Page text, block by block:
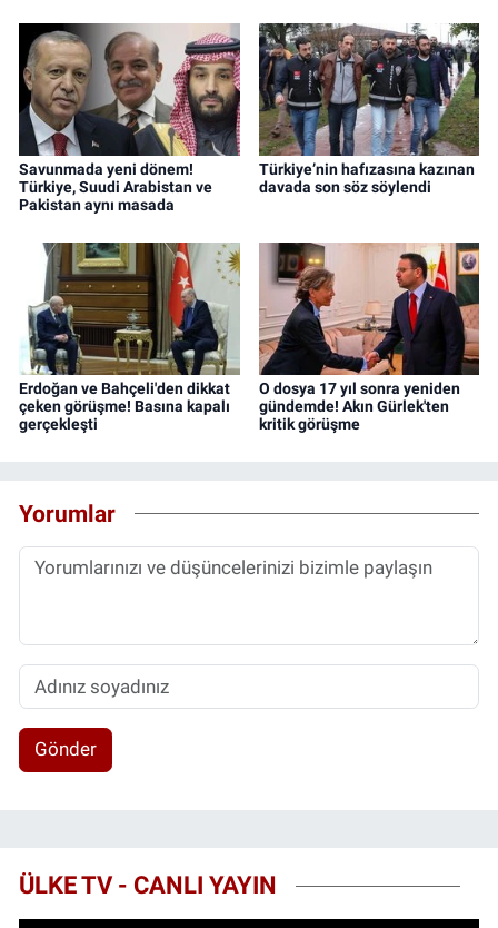
Savunmada yeni dönem!
Türkiye, Suudi Arabistan ve
Pakistan aynı masada
Türkiye’nin hafızasına kazınan
davada son söz söylendi
Erdoğan ve Bahçeli'den dikkat
çeken görüşme! Basına kapalı
gerçekleşti
O dosya 17 yıl sonra yeniden
gündemde! Akın Gürlek'ten
kritik görüşme
Yorumlar
Gönder
ÜLKE TV - CANLI YAYIN